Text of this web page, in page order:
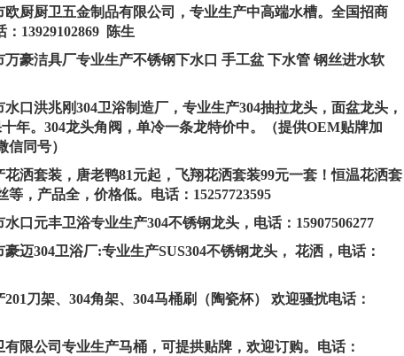
欧厨厨卫五金制品有限公司，专业生产中高端水槽。全国招商
13929102869 陈生
万豪洁具厂专业生产不锈钢下水口 手工盆 下水管 钢丝进水软
水口洪兆刚304卫浴制造厂，专业生产304抽拉龙头，面盆龙头，
年。304龙头角阀，单冷一条龙特价中。（提供OEM贴牌加
信同号）
花洒套装，唐老鸭81元起，飞翔花洒套装99元一套！恒温花洒套
等，产品全，价格低。电话：15257723595
水口元丰卫浴专业生产304不锈钢龙头，电话：15907506277
豪迈304卫浴厂:专业生产SUS304不锈钢龙头， 花洒，电话：
201刀架、304角架、304马桶刷（陶瓷杯） 欢迎骚扰电话：
有限公司专业生产马桶，可提拱贴牌，欢迎订购。电话：